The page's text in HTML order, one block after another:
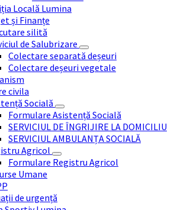
Locală Lumina
și Finanțe
silită
de Salubrizare
Colectare separată deșeuri
Colectare deșeuri vegetale
civila
Socială
Formulare Asistență Socială
SERVICIUL DE ÎNGRIJIRE LA DOMICILIU
SERVICIUL AMBULANȚA SOCIALĂ
Agricol
Formulare Registru Agricol
Umane
de urgență